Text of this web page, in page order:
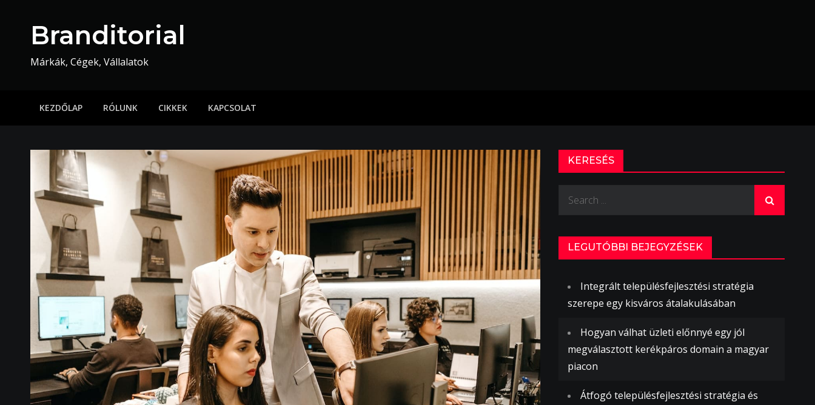
contentBranditorial
Márkák, Cégek, Vállalatok
KEZDŐLAP RÓLUNK CIKKEK KAPCSOLAT
KERESÉS
LEGUTÓBBI BEJEGYZÉSEK
Integrált településfejlesztési stratégia
szerepe egy kisváros átalakulásában
Hogyan válhat üzleti előnnyé egy jól
megválasztott kerékpáros domain a magyar
piacon
Átfogó településfejlesztési stratégia és